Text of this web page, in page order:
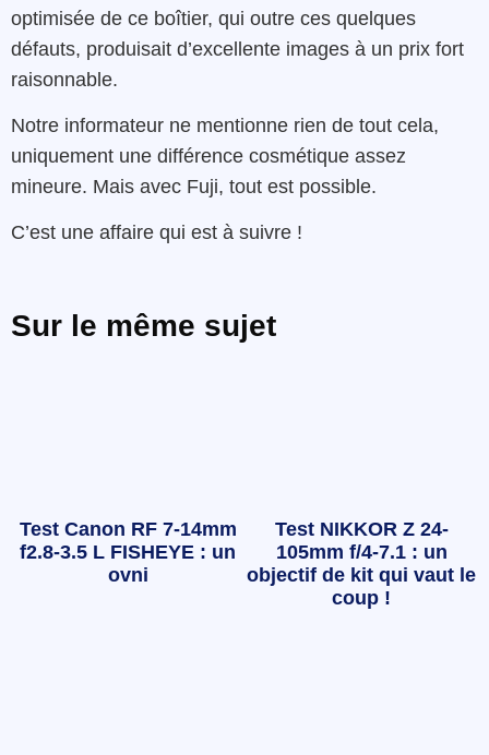
optimisée de ce boîtier, qui outre ces quelques
défauts, produisait d’excellente images à un prix fort
raisonnable.
Notre informateur ne mentionne rien de tout cela,
uniquement une différence cosmétique assez
mineure. Mais avec Fuji, tout est possible.
C’est une affaire qui est à suivre !
Sur le même sujet
Test Canon RF 7-14mm
f2.8-3.5 L FISHEYE : un
ovni
Test NIKKOR Z 24-
105mm f/4-7.1 : un
objectif de kit qui vaut le
coup !